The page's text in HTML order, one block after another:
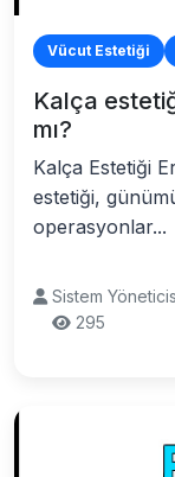
Vücut Estetiği
Kalça
mı?
Kalça Estetiği
estetiği,
operasyonlar...
Sistem
295